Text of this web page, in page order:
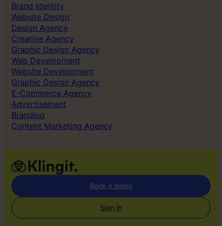
Brand Identity
Website Design
Design Agency
Creative Agency
Graphic Design Agency
Web Development
Website Development
Graphic Design Agency
E-Commerce Agency
Advertisement
Branding
Content Marketing Agency
Book a demo
Sign in